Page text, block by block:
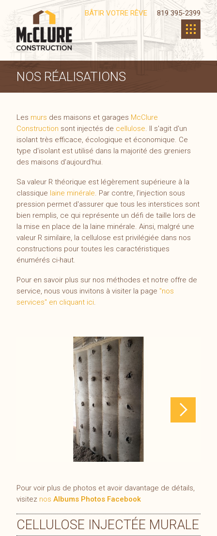
BÂTIR VOTRE RÊVE 819 395-2399
NOS RÉALISATIONS
Les murs des maisons et garages McClure
Construction sont injectés de cellulose. Il s'agit d'un
isolant très efficace, écologique et économique. Ce
type d'isolant est utilisé dans la majorité des greniers
des maisons d'aujourd'hui.
Sa valeur R théorique est légèrement supérieure à la
classique laine minérale. Par contre, l'injection sous
pression permet d'assurer que tous les interstices sont
bien remplis, ce qui représente un défi de taille lors de
la mise en place de la laine minérale. Ainsi, malgré une
valeur R similaire, la cellulose est privilégiée dans nos
constructions pour toutes les caractéristiques
énumérés ci-haut.
Pour en savoir plus sur nos méthodes et notre offre de
service, nous vous invitons à visiter la page ''nos
services'' en cliquant ici.
Pour voir plus de photos et avoir davantage de détails,
visitez nos Albums Photos Facebook
CELLULOSE INJECTÉE MURALE